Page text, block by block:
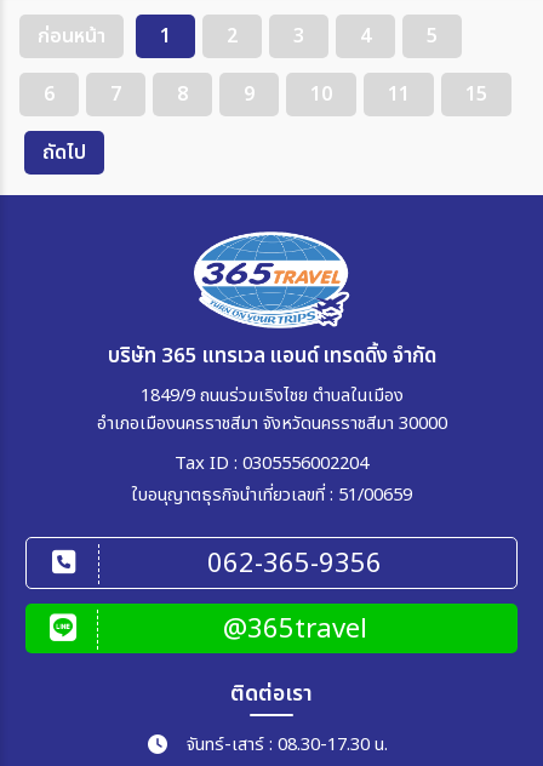
23 ก.พ. 70 - 26 ก.พ. 70
24 ก.พ. 70 - 27 ก.พ. 70
25 ก.พ. 70 - 28 ก.พ. 70
26 ก.พ. 70 - 01 มี.ค 70
28 ก.พ. 70 - 03 มี.ค 70
02 มี.ค 70 - 05 มี.ค 70
03 มี.ค 70 - 06 มี.ค 70
04 มี.ค 70 - 07 มี.ค 70
06 มี.ค 70 - 09 มี.ค 70
07 มี.ค 70 - 10 มี.ค 70
09 มี.ค 70 - 12 มี.ค 70
13 มี.ค 70 - 16 มี.ค 70
16 มี.ค 70 - 19 มี.ค 70
18 มี.ค 70 - 21 มี.ค 70
24 มี.ค 70 - 27 มี.ค 70
27 มี.ค 70 - 30 มี.ค 70
30 มี.ค 70 - 02 เม.ย 70
ก่อนหน้า 1 2 3 4
5
6
7 8 9 10 11
15
ถัดไป
บริษัท 365 แทรเวล แอนด์ เทรดดิ้ง จำกัด
1849/9 ถนนร่วมเริงไชย ตำบลในเมือง
อำเภอเมืองนครราชสีมา จังหวัดนครราชสีมา 30000
Tax ID : 0305556002204
ใบอนุญาตธุรกิจนำเที่ยวเลขที่ : 51/00659
062-365-9356
@365travel
ติดต่อเรา
จันทร์-เสาร์ : 08.30-17.30 น.